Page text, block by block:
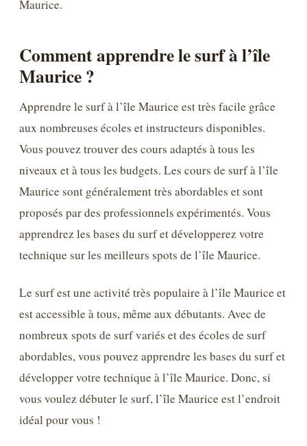
Maurice.
Comment apprendre le surf à l’île
Maurice ?
Apprendre le surf à l’île Maurice est très facile grâce
aux nombreuses écoles et instructeurs disponibles.
Vous pouvez trouver des cours adaptés à tous les
niveaux et à tous les budgets. Les cours de surf à l’île
Maurice sont généralement très abordables et sont
proposés par des professionnels expérimentés. Vous
apprendrez les bases du surf et développerez votre
technique sur les meilleurs spots de l’île Maurice.
Le surf est une activité très populaire à l’île Maurice et
est accessible à tous, même aux débutants. Avec de
nombreux spots de surf variés et des écoles de surf
abordables, vous pouvez apprendre les bases du surf et
développer votre technique à l’île Maurice. Donc, si
vous voulez débuter le surf, l’île Maurice est l’endroit
idéal pour vous !